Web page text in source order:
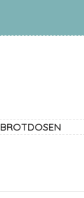
BROTDOSEN